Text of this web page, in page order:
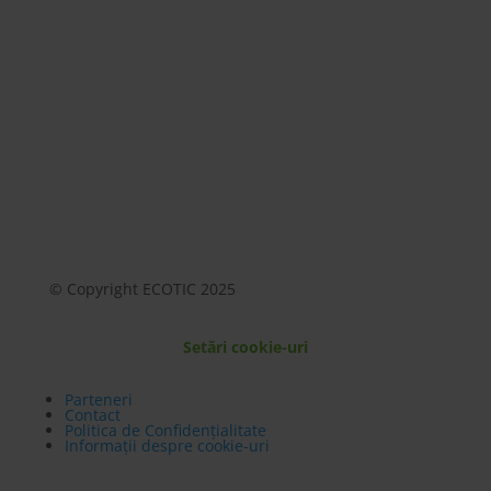
© Copyright ECOTIC 2025
Setări cookie-uri
Parteneri
Contact
Politica de Confidențialitate
Informații despre cookie-uri